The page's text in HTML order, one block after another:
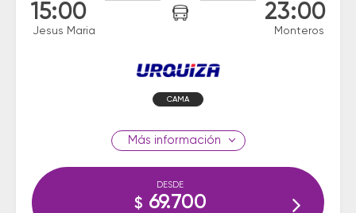
15:00
Jesus Maria
23:00
Monteros
CAMA
información
DESDE
$ 69.700